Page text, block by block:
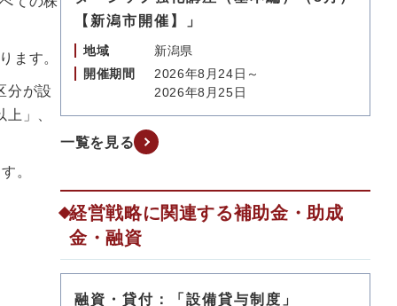
ます。
分が設
」、
。
【新潟市開催】」
地域
新潟県
開催期間
2026年8月24日～
2026年8月25日
一覧を見る
経営戦略に関連する補助金・助成
金・融資
融資・貸付：「設備貸与制度」